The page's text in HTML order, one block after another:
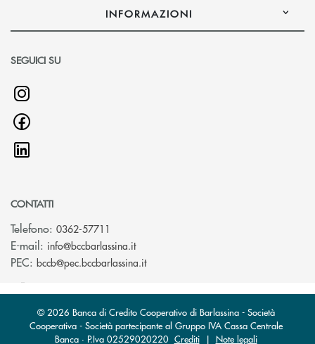
INFORMAZIONI
SEGUICI SU
CONTATTI
Telefono: 0362-57711
E-mail: info@bccbarlassina.it(si apre l’app di posta elettronica)
PEC: bccb@pec.bccbarlassina.it(si apre l’app di posta elettronica)
© 2026 Banca di Credito Cooperativo di Barlassina - Società
Cooperativa - Società partecipante al Gruppo IVA Cassa Centrale
Banca · P.Iva 02529020220 Crediti| Note legali